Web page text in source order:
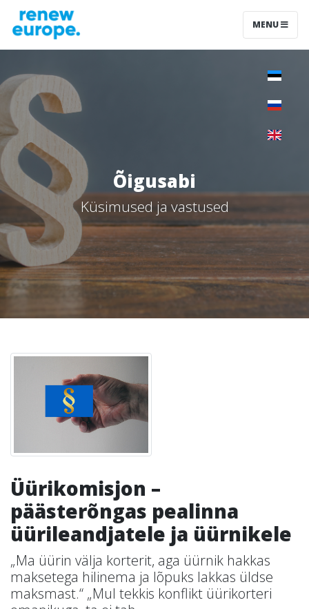
MENU
Õigusabi
Küsimused ja vastused
Üürikomisjon –
päästerõngas pealinna
üürileandjatele ja üürnikele
„Ma üürin välja korterit, aga üürnik hakkas
maksetega hilinema ja lõpuks lakkas üldse
maksmast.“ „Mul tekkis konflikt üürikorteri